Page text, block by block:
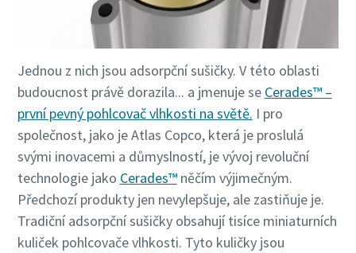
Více informací
Jednou z nich jsou adsorpční sušičky. V této oblasti
budoucnost právě dorazila... a jmenuje se Cerades™ –
první pevný pohlcovač vlhkosti na světě. I pro
společnost, jako je Atlas Copco, která je proslulá
svými inovacemi a důmyslností, je vývoj revoluční
technologie jako Cerades™něčím výjimečným.
Předchozí produkty jen nevylepšuje, ale zastiňuje je.
Tradiční adsorpční sušičky obsahují tisíce miniaturních
kuliček pohlcovače vlhkosti. Tyto kuličky jsou